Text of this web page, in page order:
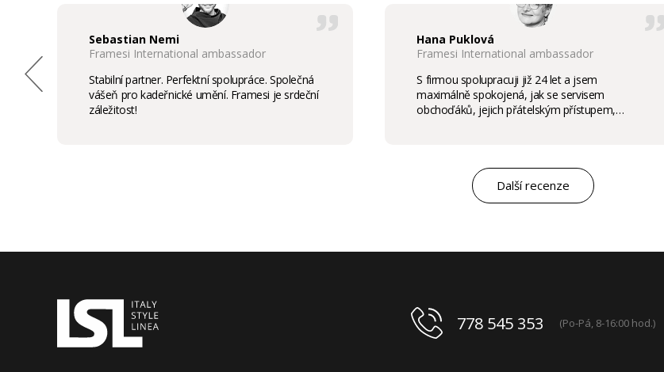
Sebastian Nemi
Framesi International ambassador
Stabilní partner. Perfektní spolupráce. Společná
vášeň pro kadeřnické umění. Framesi je srdeční
záležitost!
Hana Puklová
Framesi International ambassador
S firmou spolupracuji již 24 let a jsem
maximálně spokojená, jak se servisem
obchoďáků, jejich přátelským přístupem,
marketingovým servisem. Pro mě je to po těch
letech „druhá rodina“. Myslím, že ty roky
spolupráce mluví za vše.
Další recenze
778 545 353 (Po-Pá, 8-16:00 hod.)